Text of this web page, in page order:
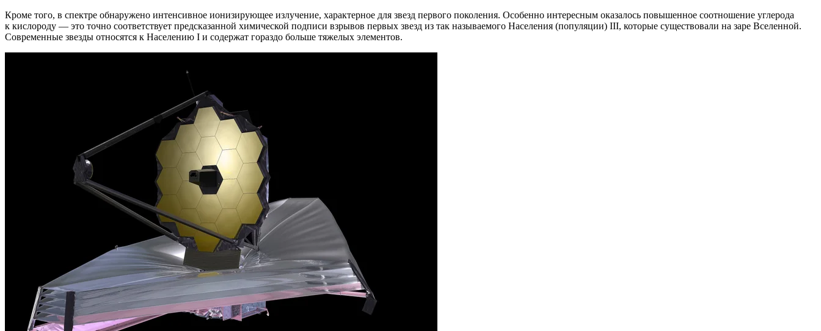
Кроме того, в спектре обнаружено интенсивное ионизирующее излучение, характерное для звезд первого поколения. Особенно интересным оказалось повышенное соотношение углерода
к кислороду — это точно соответствует предсказанной химической подписи взрывов первых звезд из так называемого Населения (популяции) III, которые существовали на заре Вселенной.
Современные звезды относятся к Населению I и содержат гораздо больше тяжелых элементов.